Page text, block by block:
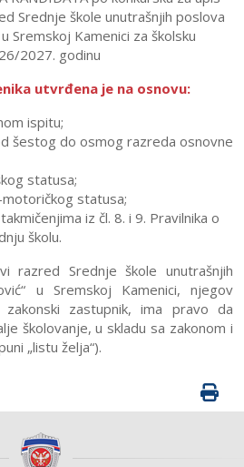
Srednje škole unutrašnjih poslova
u Sremskoj Kamenici za školsku
2027. godinu
utvrđena je na osnovu:
ispitu;
šestog do osmog razreda osnovne
statusa;
statusa;
iz čl. 8. i 9. Pravilnika o
školu.
razred Srednje škole unutrašnjih
u Sremskoj Kamenici, njegov
zastupnik, ima pravo da
školovanje, u skladu sa zakonom i
„listu želja“).